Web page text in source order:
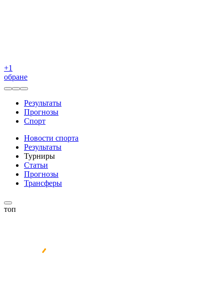
+1
обране
Результаты
Прогнозы
Спорт
Новости спорта
Результаты
Турниры
Статьи
Прогнозы
Трансферы
топ